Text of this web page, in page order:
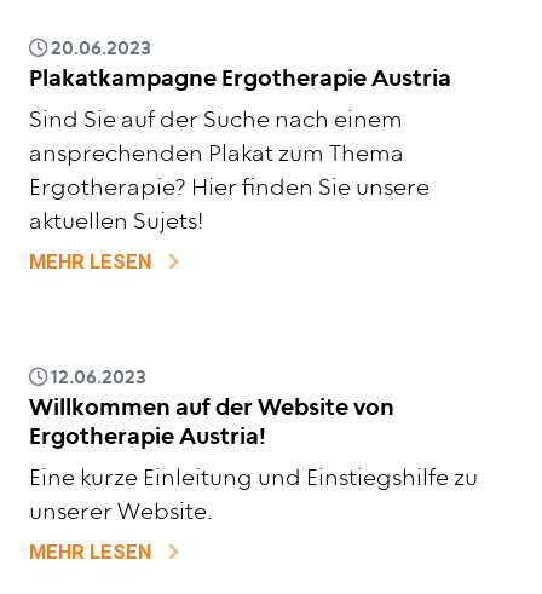
20.06.2023
Plakatkampagne Ergotherapie Austria
Sind Sie auf der Suche nach einem
ansprechenden Plakat zum Thema
Ergotherapie? Hier finden Sie unsere
aktuellen Sujets!
MEHR LESEN ZU PLAKATKAMPAGNE ERGOTHERAPIE
12.06.2023
Willkommen auf der Website von
Ergotherapie Austria!
Eine kurze Einleitung und Einstiegshilfe zu
unserer Website.
MEHR LESEN ZU WILLKOMMEN AUF DER WEBSITE